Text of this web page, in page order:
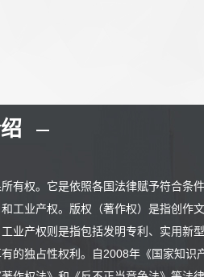
有权。它是依照各国法律赋予符合条
工业产权。版权（著作权）是指创作
业产权则是指包括发明专利、实用新
的独占性权利。自2008年《国家知识